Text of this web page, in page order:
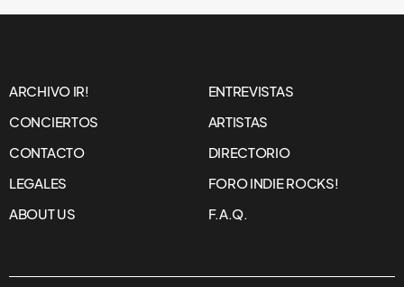
ARCHIVO IR!
ENTREVISTAS
CONCIERTOS
ARTISTAS
CONTACTO
DIRECTORIO
LEGALES
FORO INDIE ROCKS!
ABOUT US
F.A.Q.